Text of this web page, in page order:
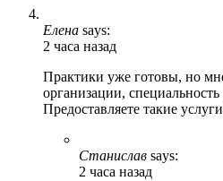
Елена says:
2 часа назад
Практики уже готовы, но
организации,
Предоставляете такие
Станислав says:
2 часа назад